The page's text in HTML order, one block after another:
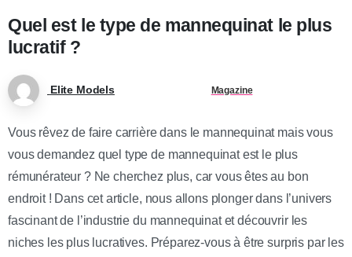
Quel est le type de mannequinat le plus
lucratif ?
Elite Models Magazine
Vous rêvez de faire carrière dans le mannequinat mais vous
vous demandez quel type de mannequinat est le plus
rémunérateur ? Ne cherchez plus, car vous êtes au bon
endroit ! Dans cet article, nous allons plonger dans l’univers
fascinant de l’industrie du mannequinat et découvrir les
niches les plus lucratives. Préparez-vous à être surpris par les